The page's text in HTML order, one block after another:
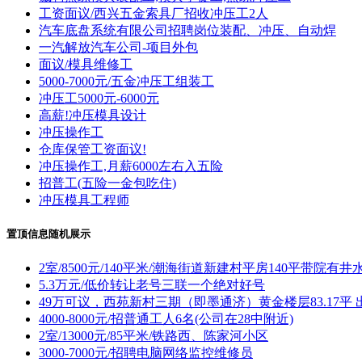
工资面议/西兴五金索具厂招收冲压工2人
汽车底盘系统有限公司招聘岗位装配、冲压、自动焊
一汽解放汽车公司-项目外包
面议/模具维修工
5000-7000元/五金冲压工组装工
冲压工5000元-6000元
高薪!冲压模具设计
冲压操作工
仓库保管工资面议!
冲压操作工,月薪6000左右入五险
招普工(五险一金包吃住)
冲压模具工程师
置顶信息随机展示
2室/8500元/140平米/潮海街道新建村平房140平带院有井
5.3万元/低价转让老号三联一个绝对好号
49万可议，西苑新村三期（即墨通济）黄金楼层83.17平
4000-8000元/招普通工人6名(公司在28中附近)
2室/13000元/85平米/铁路西、陈家河小区
3000-7000元/招聘电脑网络监控维修员